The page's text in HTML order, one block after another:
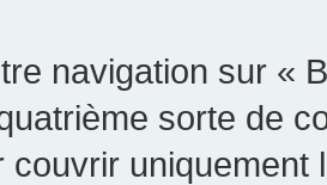
navigation sur «
sorte de
couvrir